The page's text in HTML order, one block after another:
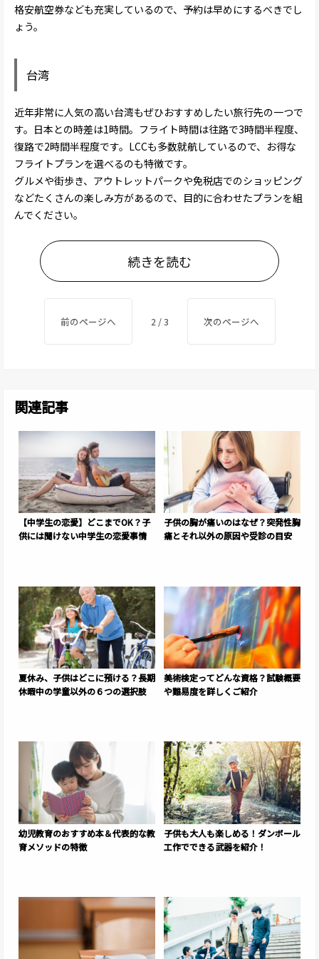
格安航空券なども充実しているので、予約は早めにするべきでし
ょう。
台湾
近年非常に人気の高い台湾もぜひおすすめしたい旅行先の一つで
す。日本との時差は1時間。フライト時間は往路で3時間半程度、
復路で2時間半程度です。LCCも多数就航しているので、お得な
フライトプランを選べるのも特徴です。
グルメや街歩き、アウトレットパークや免税店でのショッピング
などたくさんの楽しみ方があるので、目的に合わせたプランを組
んでください。
続きを読む
前のページへ 2 / 3 次のページへ
関連記事
【中学生の恋愛】どこまでOK？子
供には聞けない中学生の恋愛事情
子供の胸が痛いのはなぜ？突発性胸
痛とそれ以外の原因や受診の目安
夏休み、子供はどこに預ける？長期
休暇中の学童以外の６つの選択肢
美術検定ってどんな資格？試験概要
や難易度を詳しくご紹介
幼児教育のおすすめ本＆代表的な教
育メソッドの特徴
子供も大人も楽しめる！ダンボール
工作でできる武器を紹介！